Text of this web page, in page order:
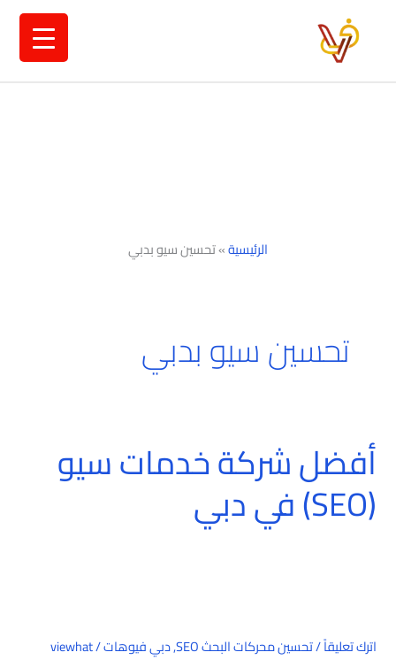
الرئيسية»تحسين سيو بدبي
تحسين سيو بدبي
أفضل شركة خدمات سيو
(SEO) في دبي
اترك تعليقاً/تحسين محركات البحث SEO ,دبي فيوهات/
viewhat
أفضل
شركة
خدمات
سيو